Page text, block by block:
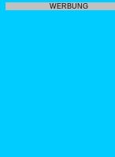
WERBUNG